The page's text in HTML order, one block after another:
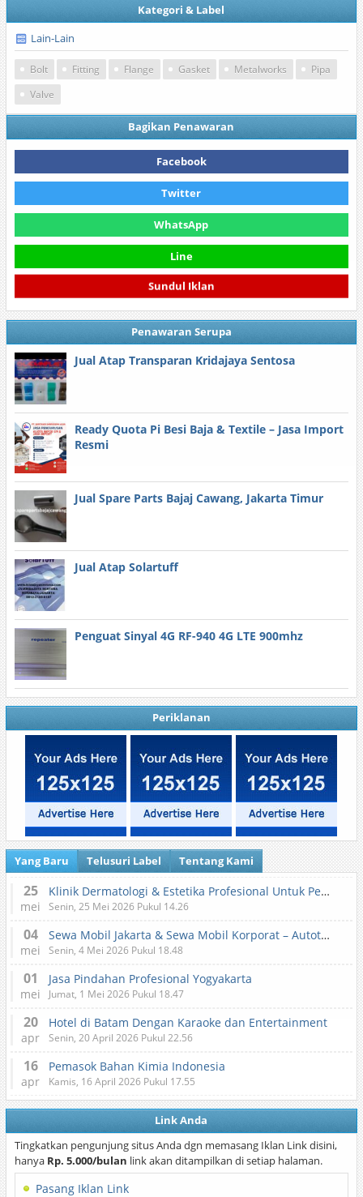
Kategori & Label
Lain-Lain
Bolt Fitting Flange Gasket Metalworks
Pipa
Valve
Bagikan Penawaran
Facebook
Twitter
WhatsApp
Line
Sundul Iklan
Penawaran Serupa
Jual Atap Transparan Kridajaya Sentosa
Ready Quota Pi Besi Baja & Textile – Jasa Import
Resmi
Jual Spare Parts Bajaj Cawang, Jakarta Timur
Jual Atap Solartuff
Penguat Sinyal 4G RF-940 4G LTE 900mhz
Periklanan
Yang Baru Telusuri Label Tentang Kami
25
mei
Klinik Dermatologi & Estetika Profesional Untuk Perawatan Kulit dan Kecantikan
Senin, 25 Mei 2026 Pukul 14.26
04
mei
Sewa Mobil Jakarta & Sewa Mobil Korporat – Autotranz Indonesia
Senin, 4 Mei 2026 Pukul 18.48
01
mei
Jasa Pindahan Profesional Yogyakarta
Jumat, 1 Mei 2026 Pukul 18.47
20
apr
Hotel di Batam Dengan Karaoke dan Entertainment
Senin, 20 April 2026 Pukul 22.56
16
apr
Pemasok Bahan Kimia Indonesia
Kamis, 16 April 2026 Pukul 17.55
Link Anda
Tingkatkan pengunjung situs Anda dgn memasang Iklan Link disini,
hanya Rp. 5.000/bulan link akan ditampilkan di setiap halaman.
Pasang Iklan Link